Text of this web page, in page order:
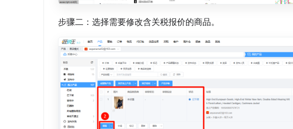
步骤二：选择需要修改含关税报价的商品。